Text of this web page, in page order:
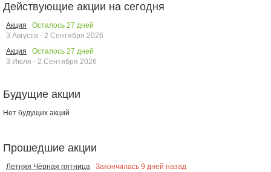
Действующие акции на сегодня
Акция Осталось 27 дней
3 Августа - 2 Сентября 2026
Акция
Осталось 27 дней
3 Июля - 2 Сентября 2026
Будущие акции
Нет будущих акций
Прошедшие акции
Летняя Чёрная пятница Закончилась 9 дней назад